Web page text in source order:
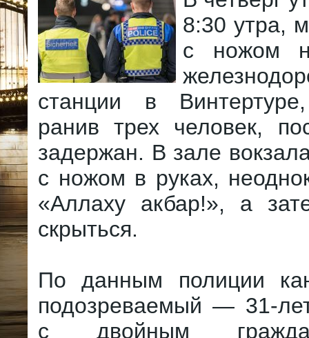
8:30 утра,
с ножом
станции в
ранив трех человек,
задержан. В зале
с ножом в руках,
«Аллаху акбар!», а
скрыться.
По данным полиции
подозреваемый — 31-
с двойным